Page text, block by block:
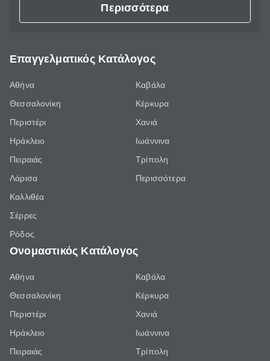
Περισσότερα
Επαγγελματικός Κατάλογος
Αθήνα
Θεσσαλονίκη
Περιστέρι
Ηράκλειο
Πειραιάς
Λάρισα
Καλλιθέα
Σέρρες
Ρόδος
Καβάλα
Κέρκυρα
Χανιά
Ιωάννινα
Τρίπολη
Περισσότερα
Ονομαστικός Κατάλογος
Αθήνα
Θεσσαλονίκη
Περιστέρι
Ηράκλειο
Πειραιάς
Καβάλα
Κέρκυρα
Χανιά
Ιωάννινα
Τρίπολη